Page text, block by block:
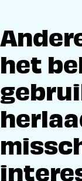
het